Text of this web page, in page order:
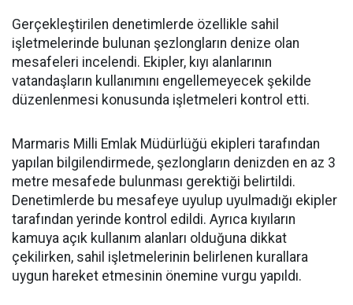
Gerçekleştirilen denetimlerde özellikle sahil
işletmelerinde bulunan şezlongların denize olan
mesafeleri incelendi. Ekipler, kıyı alanlarının
vatandaşların kullanımını engellemeyecek şekilde
düzenlenmesi konusunda işletmeleri kontrol etti.
Marmaris Milli Emlak Müdürlüğü ekipleri tarafından
yapılan bilgilendirmede, şezlongların denizden en az 3
metre mesafede bulunması gerektiği belirtildi.
Denetimlerde bu mesafeye uyulup uyulmadığı ekipler
tarafından yerinde kontrol edildi. Ayrıca kıyıların
kamuya açık kullanım alanları olduğuna dikkat
çekilirken, sahil işletmelerinin belirlenen kurallara
uygun hareket etmesinin önemine vurgu yapıldı.